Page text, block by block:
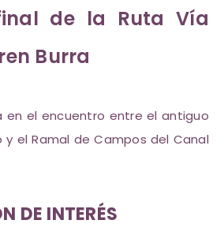
de la Ruta Vía
Burra
en el encuentro entre el antiguo
el Ramal de Campos del Canal
DE INTERÉS